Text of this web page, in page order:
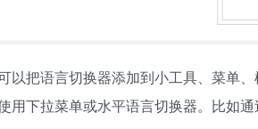
以把语言切换器添加到小工具、菜单
用下拉菜单或水平语言切换器。比如